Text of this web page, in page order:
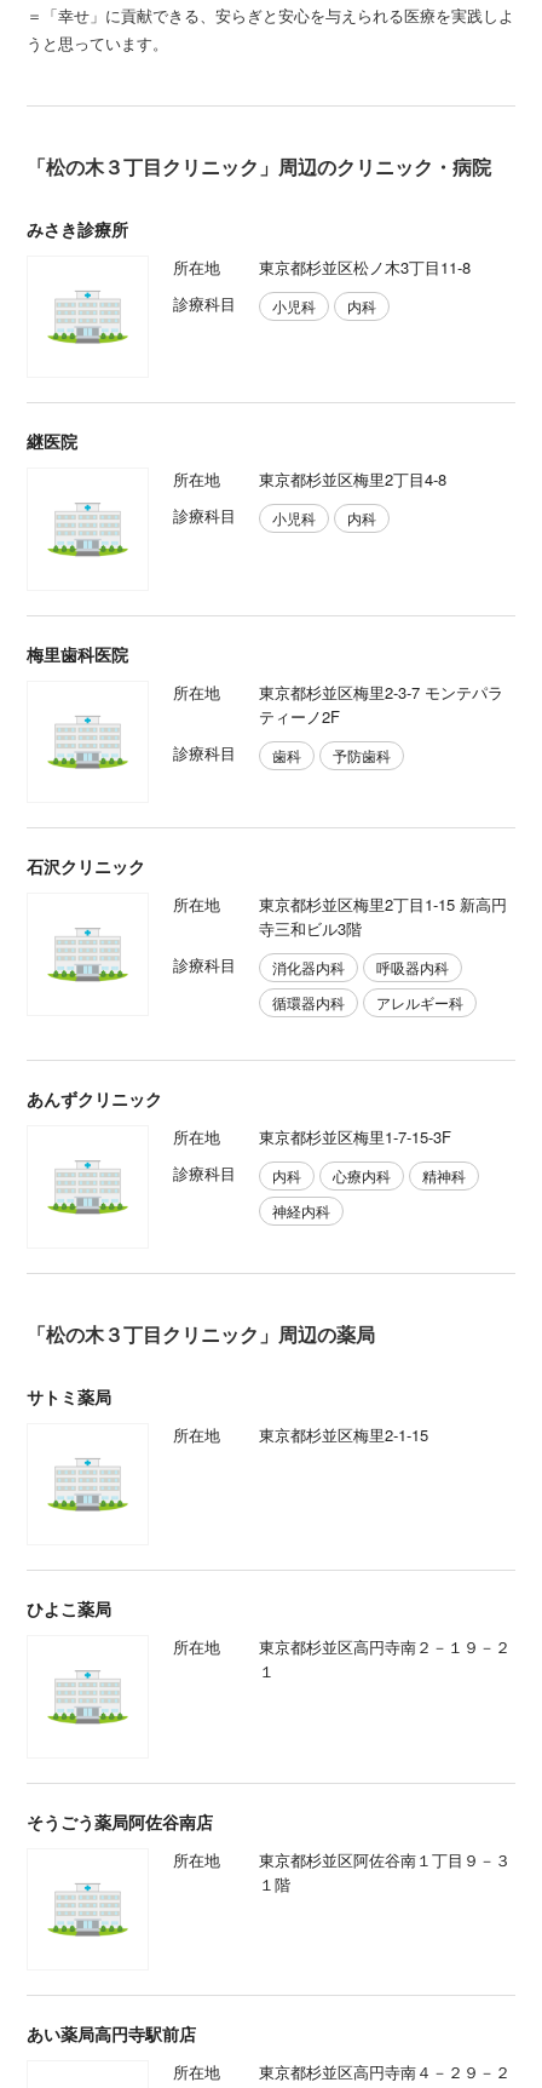
＝「幸せ」に貢献できる、安らぎと安心を与えられる医療を実践しよ
うと思っています。
「松の木３丁目クリニック」周辺のクリニック・病院
みさき診療所
所在地
東京都杉並区松ノ木3丁目11-8
診療科目
小児科 内科
継医院
所在地
東京都杉並区梅里2丁目4-8
診療科目
小児科 内科
梅里歯科医院
所在地
東京都杉並区梅里2-3-7 モンテパラ
ティーノ2F
診療科目
歯科 予防歯科
石沢クリニック
所在地
東京都杉並区梅里2丁目1-15 新高円
寺三和ビル3階
診療科目
消化器内科
呼吸器内科
循環器内科
アレルギー科
あんずクリニック
所在地
東京都杉並区梅里1-7-15-3F
診療科目
内科 心療内科
精神科
神経内科
「松の木３丁目クリニック」周辺の薬局
サトミ薬局
所在地 東京都杉並区梅里2-1-15
ひよこ薬局
所在地
東京都杉並区高円寺南２－１９－２
１
そうごう薬局阿佐谷南店
所在地
東京都杉並区阿佐谷南１丁目９－３
１階
あい薬局高円寺駅前店
所在地
東京都杉並区高円寺南４－２９－２